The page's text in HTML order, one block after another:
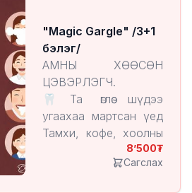
"Magic Gargle" /3+1
бэлэг/
АМНЫ ХӨӨСӨН
ЦЭВЭРЛЭГЧ.
🦷Та өглөө шүдээ
угаахаа мартсан үед
Тамхи, кофе, хоолны
уулзалт, болзооны өмнө
8’500
Сагслах